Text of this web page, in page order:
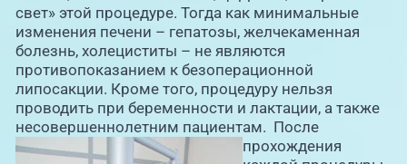
свет» этой процедуре. Тогда как минимальные
изменения печени – гепатозы, желчекаменная
болезнь, холециститы – не являются
противопоказанием к безоперационной
липосакции. Кроме того, процедуру нельзя
проводить при беременности и лактации, а также
несовершеннолетним пациентам. После
прохождения